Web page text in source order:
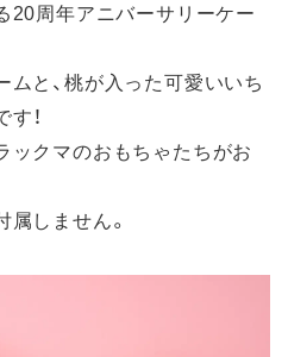
20周年アニバーサリーケー
と、桃が入った可愛いいち
！
ックマのおもちゃたちがお
しません。